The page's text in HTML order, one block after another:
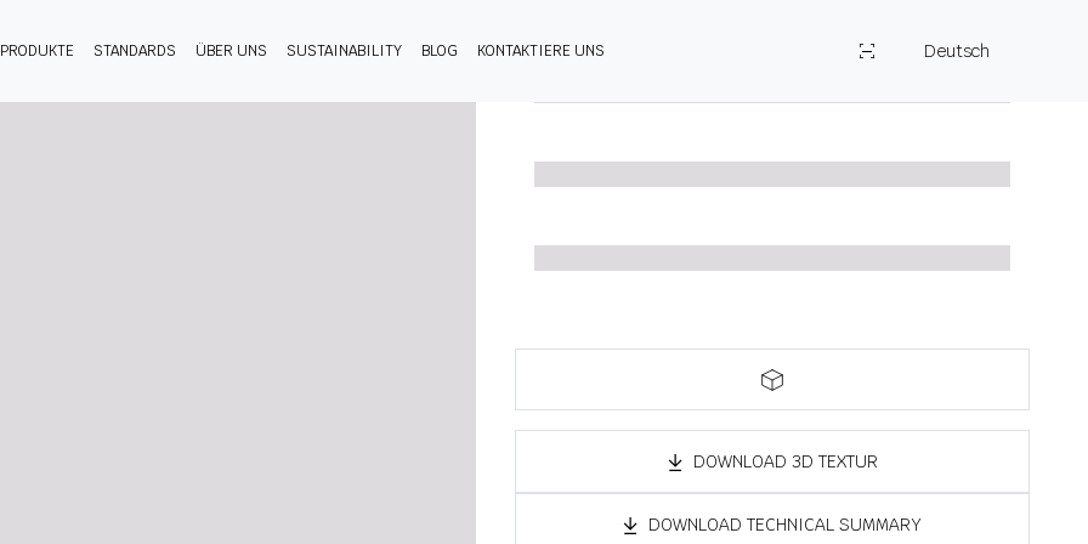
PRODUKTE STANDARDS ÜBER UNS SUSTAINABILITY BLOG KONTAKTIERE UNS Deutsch
DOWNLOAD 3D TEXTUR
DOWNLOAD TECHNICAL SUMMARY